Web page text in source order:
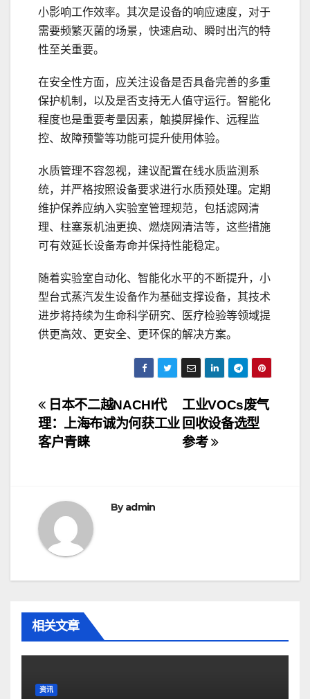
小影响工作效率。其次是设备的响应速度，对于
需要频繁灭菌的场景，快速启动、瞬时出汽的特
性至关重要。
在安全性方面，应关注设备是否具备完善的多重
保护机制，以及是否支持无人值守运行。智能化
程度也是重要考量因素，触摸屏操作、远程监
控、故障预警等功能可提升使用体验。
水质管理不容忽视，建议配置在线水质监测系
统，并严格按照设备要求进行水质预处理。定期
维护保养应纳入实验室管理规范，包括滤网清
理、柱塞泵机油更换、燃烧网清洁等，这些措施
可有效延长设备寿命并保持性能稳定。
随着实验室自动化、智能化水平的不断提升，小
型台式蒸汽发生设备作为基础支撑设备，其技术
进步将持续为生命科学研究、医疗检验等领域提
供更高效、更安全、更环保的解决方案。
文
章
航
工业VOCs废气
回收设备选型
参考
日本不二越NACHI代
理：上海布诚为何获工业
客户青睐
Byadmin
相关文章
资讯